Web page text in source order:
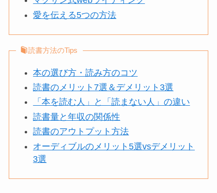
愛を伝える5つの方法
読書方法のTips
本の選び方・読み方のコツ
読書のメリット7選＆デメリット3選
「本を読む人」と「読まない人」の違い
読書量と年収の関係性
読書のアウトプット方法
オーディブルのメリット5選vsデメリット
3選